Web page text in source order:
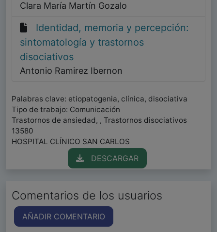
Clara María Martín Gozalo
Identidad, memoria y percepción:
sintomatología y trastornos
disociativos
Antonio Ramirez Ibernon
Palabras clave: etiopatogenia, clínica, disociativa
Tipo de trabajo: Comunicación
Trastornos de ansiedad, , Trastornos disociativos
13580
HOSPITAL CLÍNICO SAN CARLOS
DESCARGAR
Comentarios de los usuarios
AÑADIR COMENTARIO